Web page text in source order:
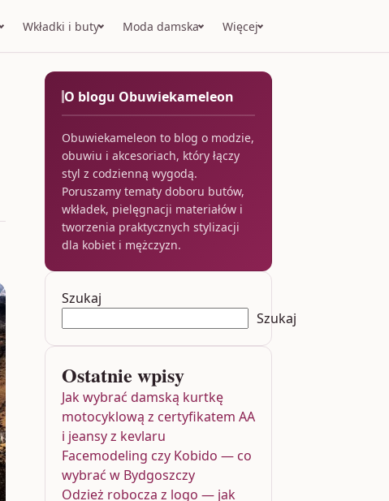
Wkładki i buty Moda damska Więcej
O blogu Obuwiekameleon
Obuwiekameleon to blog o modzie,
obuwiu i akcesoriach, który łączy
styl z codzienną wygodą.
Poruszamy tematy doboru butów,
wkładek, pielęgnacji materiałów i
tworzenia praktycznych stylizacji
dla kobiet i mężczyzn.
Szukaj
Szukaj
Ostatnie wpisy
Jak wybrać damską kurtkę
motocyklową z certyfikatem AA
i jeansy z kevlaru
Facemodeling czy Kobido — co
wybrać w Bydgoszczy
Odzież robocza z logo — jak